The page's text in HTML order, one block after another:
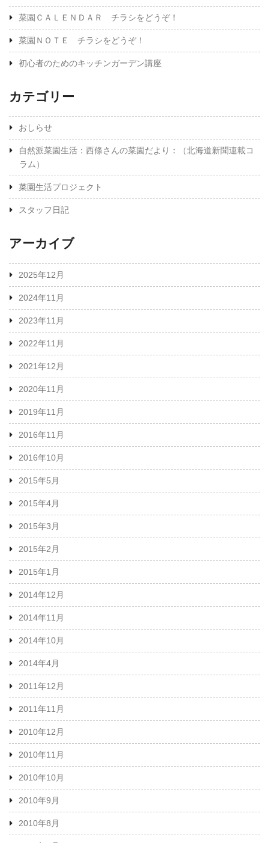
菜園ＣＡＬＥＮＤＡＲ チラシをどうぞ！
菜園ＮＯＴＥ チラシをどうぞ！
初心者のためのキッチンガーデン講座
カテゴリー
おしらせ
自然派菜園生活：西條さんの菜園だより：（北海道新聞連載コ
ラム）
菜園生活プロジェクト
スタッフ日記
アーカイブ
2025年12月
2024年11月
2023年11月
2022年11月
2021年12月
2020年11月
2019年11月
2016年11月
2016年10月
2015年5月
2015年4月
2015年3月
2015年2月
2015年1月
2014年12月
2014年11月
2014年10月
2014年4月
2011年12月
2011年11月
2010年12月
2010年11月
2010年10月
2010年9月
2010年8月